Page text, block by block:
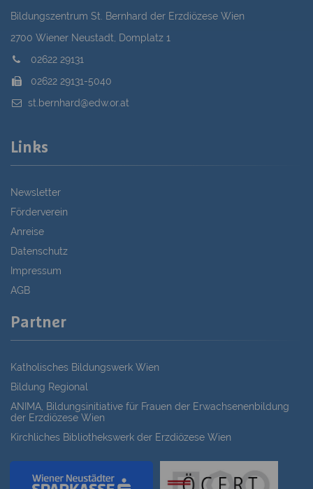
Bildungszentrum St. Bernhard der Erzdiözese Wien
2700 Wiener Neustadt, Domplatz 1
02622 29131
02622 29131-5040
st.bernhard@edw.or.at
Links
Newsletter
Förderverein
Anreise
Datenschutz
Impressum
AGB
Partner
Katholisches Bildungswerk Wien
Bildung Regional
ANIMA, Bildungsinitiative für Frauen der Erwachsenenbildung
der Erzdiözese Wien
Kirchliches Bibliothekswerk der Erzdiözese Wien